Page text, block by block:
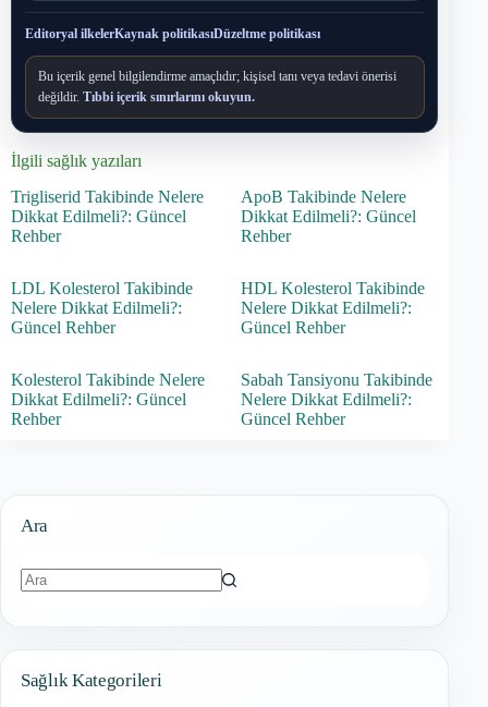
Editoryal ilkelerKaynak politikasıDüzeltme politikası
Bu içerik genel bilgilendirme amaçlıdır; kişisel tanı veya tedavi önerisi
değildir. Tıbbi içerik sınırlarını okuyun.
İlgili sağlık yazıları
Trigliserid Takibinde Nelere
Dikkat Edilmeli?: Güncel
Rehber
ApoB Takibinde Nelere
Dikkat Edilmeli?: Güncel
Rehber
LDL Kolesterol Takibinde
Nelere Dikkat Edilmeli?:
Güncel Rehber
HDL Kolesterol Takibinde
Nelere Dikkat Edilmeli?:
Güncel Rehber
Kolesterol Takibinde Nelere
Dikkat Edilmeli?: Güncel
Rehber
Sabah Tansiyonu Takibinde
Nelere Dikkat Edilmeli?:
Güncel Rehber
Ara
Sağlık Kategorileri